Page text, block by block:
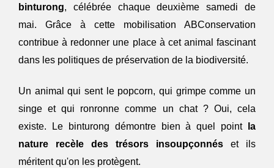
binturong, célébrée chaque deuxième samedi de
mai. Grâce à cette mobilisation ABConservation
contribue à redonner une place à cet animal fascinant
dans les politiques de préservation de la biodiversité.
Un animal qui sent le popcorn, qui grimpe comme un
singe et qui ronronne comme un chat ? Oui, cela
existe. Le binturong démontre bien à quel point la
nature recèle des trésors insoupçonnés et ils
méritent qu'on les protègent.